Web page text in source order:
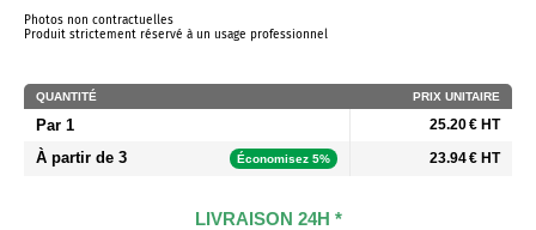
Photos non contractuelles
Produit strictement réservé à un usage professionnel
QUANTITÉ PRIX UNITAIRE
Par 1 25.20 € HT
À partir de 3 Économisez 5% 23.94 € HT
LIVRAISON 24H *